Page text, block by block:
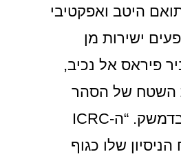
היטב ואפקטיבי
ישירות מן
פיראס אל נכיב,
השטח של הסהר
האדום הסורי בדמשק. “ה-ICRC
שלו כגוף